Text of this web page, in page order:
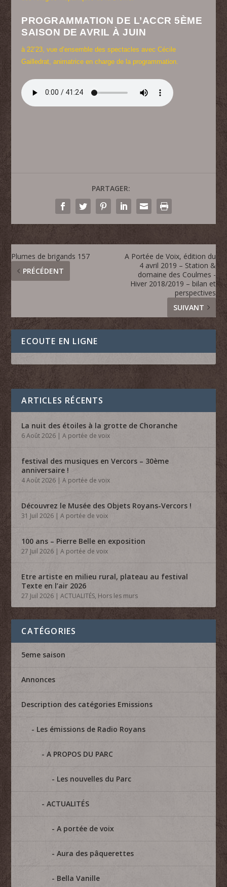
PROGRAMMATION DE L’ACCR 5ÈME
SAISON DE AVRIL À JUIN
à 22’23, vue d’ensemble des spectacles avec Cécile
Gailledrat, animatrice en charge de la programmation.
PARTAGER:
Plumes de brigands 157
PRÉCÉDENT
A Portée de Voix, édition du
4 avril 2019 – Station &
domaine des Coulmes -
Hiver 2018/2019 – bilan et
perspectives
SUIVANT
ECOUTE EN LIGNE
ARTICLES RÉCENTS
La nuit des étoiles à la grotte de Choranche
6 Août 2026 |A portée de voix
festival des musiques en Vercors – 30ème
anniversaire !
4 Août 2026 |A portée de voix
Découvrez le Musée des Objets Royans-Vercors !
31 Juil 2026 |A portée de voix
100 ans – Pierre Belle en exposition
27 Juil 2026 |A portée de voix
Etre artiste en milieu rural, plateau au festival
Texte en l’air 2026
27 Juil 2026 |ACTUALITÉS, Hors les murs
CATÉGORIES
5eme saison
Annonces
Description des catégories Emissions
Les émissions de Radio Royans
A PROPOS DU PARC
Les nouvelles du Parc
ACTUALITÉS
A portée de voix
Aura des pâquerettes
Bella Vanille